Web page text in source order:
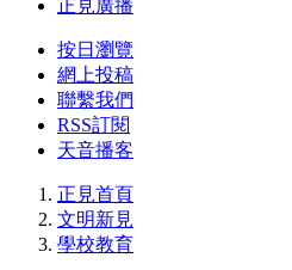
正見廣播
按日瀏覽
網上投稿
聯繫我們
RSS訂閱
天音播客
正見首頁
文明新見
學校教育